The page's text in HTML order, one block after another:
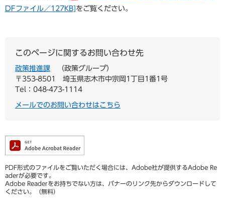
DFファイル／127KB] をご覧ください。
このページに関するお問い合わせ先
政策推進課
政策グループ
〒353-8501
埼玉県志木市中宗岡1丁目1番1号
Tel：048-473-1114
メールでのお問い合わせはこちら
PDF形式のファイルをご覧いただく場合には、Adobe社が提供するAdobe Re
aderが必要です。
Adobe Readerをお持ちでない方は、バナーのリンク先からダウンロードして
ください。（無料）